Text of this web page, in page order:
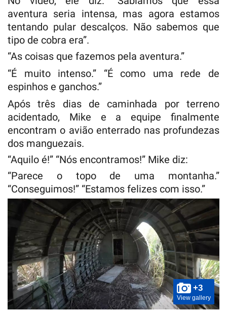
aventura seria intensa, mas agora estamos
tentando pular descalços. Não sabemos que
tipo de cobra era”.
“As coisas que fazemos pela aventura.”
“É muito intenso.” “É como uma rede de
espinhos e ganchos.”
Após três dias de caminhada por terreno
acidentado, Mike e a equipe finalmente
encontram o avião enterrado nas profundezas
dos manguezais.
“Aquilo é!” “Nós encontramos!” Mike diz:
“Parece o topo de uma montanha.”
“Conseguimos!” “Estamos felizes com isso.”
+3
View gallery